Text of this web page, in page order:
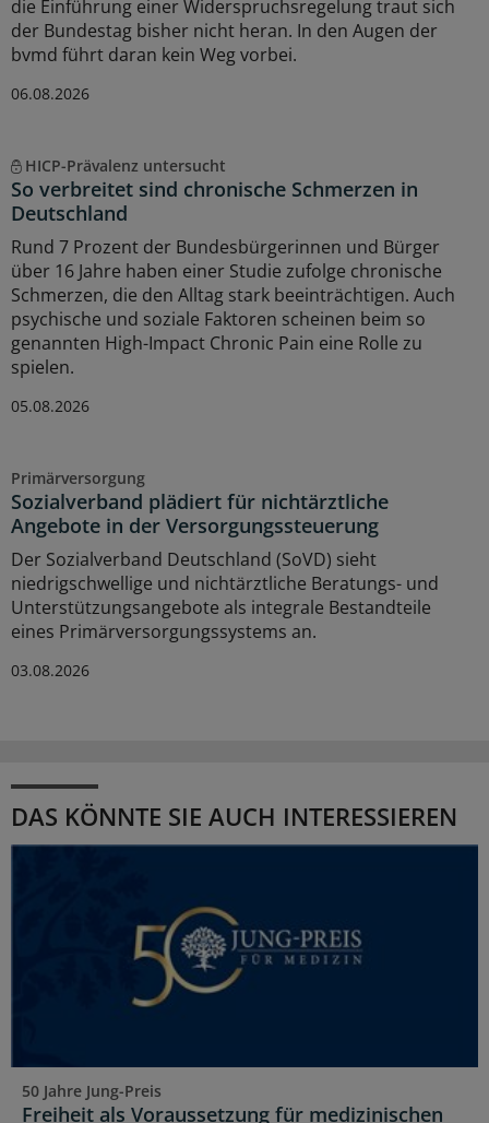
die Einführung einer Widerspruchsregelung traut sich
der Bundestag bisher nicht heran. In den Augen der
bvmd führt daran kein Weg vorbei.
06.08.2026
HICP-Prävalenz untersucht
So verbreitet sind chronische Schmerzen in
Deutschland
Rund 7 Prozent der Bundesbürgerinnen und Bürger
über 16 Jahre haben einer Studie zufolge chronische
Schmerzen, die den Alltag stark beeinträchtigen. Auch
psychische und soziale Faktoren scheinen beim so
genannten High-Impact Chronic Pain eine Rolle zu
spielen.
05.08.2026
Primärversorgung
Sozialverband plädiert für nichtärztliche
Angebote in der Versorgungssteuerung
Der Sozialverband Deutschland (SoVD) sieht
niedrigschwellige und nichtärztliche Beratungs- und
Unterstützungsangebote als integrale Bestandteile
eines Primärversorgungssystems an.
03.08.2026
DAS KÖNNTE SIE AUCH INTERESSIEREN
50 Jahre Jung-Preis
Freiheit als Voraussetzung für medizinischen